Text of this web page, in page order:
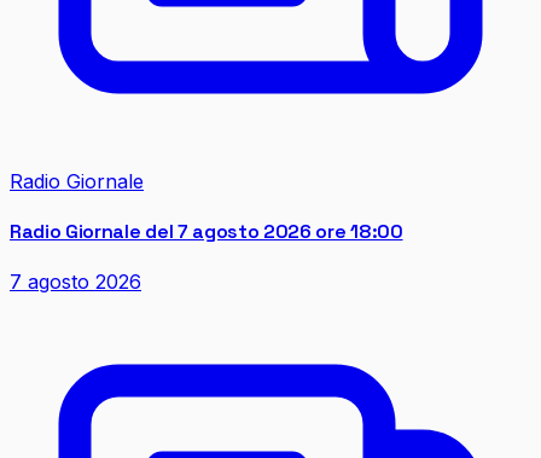
Radio Giornale
Radio Giornale del 7 agosto 2026 ore 18:00
7 agosto 2026